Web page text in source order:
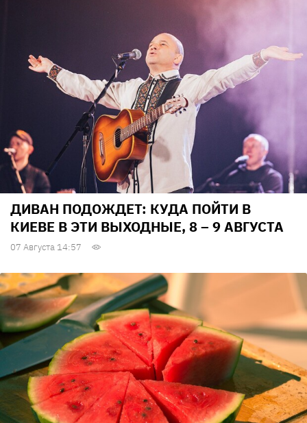
ДИВАН ПОДОЖДЕТ: КУДА ПОЙТИ В
КИЕВЕ В ЭТИ ВЫХОДНЫЕ, 8 – 9 АВГУСТА
07 Августа 14:57